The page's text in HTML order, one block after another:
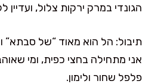
הגונדי במרק ירקות צלול,
תיבול: הל הוא מאוד “של
אני מתחילה בחצי כפית, ומי
פלפל שחור ולימון.